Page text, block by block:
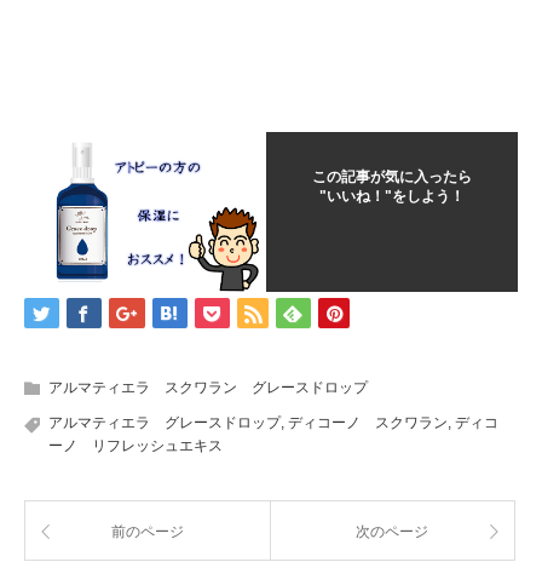
この記事が気に入ったら
"いいね！"をしよう！
アルマティエラ スクワラン グレースドロップ
アルマティエラ グレースドロップ, ディコーノ スクワラン, ディコ
ーノ リフレッシュエキス
前のページ 次のページ